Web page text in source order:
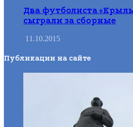
Два футболиста
сыграли за сборные
11.10.2015
Публикации на сайте